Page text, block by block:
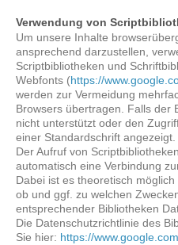
Verwendung von
Um unsere Inhalte
ansprechend darzustellen,
Scriptbibliotheken und
Webfonts (https://
werden zur Vermeidung
Browsers übertragen. Falls der
nicht unterstützt oder den
einer Standardschrift angezeigt.
Der Aufruf von
automatisch eine Verbindung
Dabei ist es theoretisch
ob und ggf. zu welchen
entsprechender Bibliotheken
Die Datenschutzrichtlinie des
Sie hier: https://